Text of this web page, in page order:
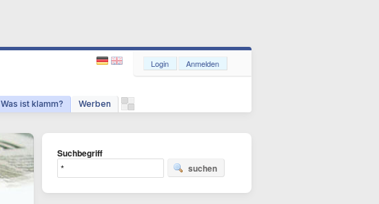
Was ist klamm? Werben
Login Anmelden
Suchbegriff
suchen